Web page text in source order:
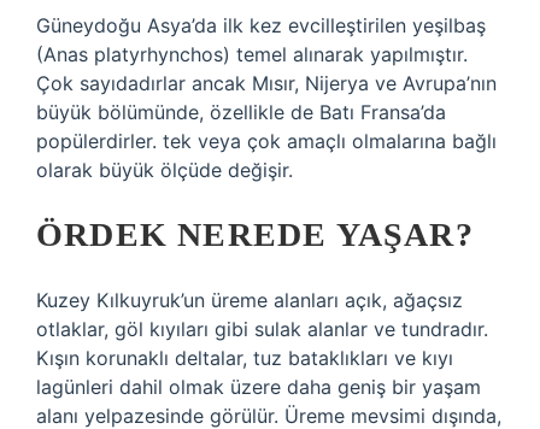
Güneydoğu Asya’da ilk kez evcilleştirilen yeşilbaş
(Anas platyrhynchos) temel alınarak yapılmıştır.
Çok sayıdadırlar ancak Mısır, Nijerya ve Avrupa’nın
büyük bölümünde, özellikle de Batı Fransa’da
popülerdirler. tek veya çok amaçlı olmalarına bağlı
olarak büyük ölçüde değişir.
ÖRDEK NEREDE YAŞAR?
Kuzey Kılkuyruk’un üreme alanları açık, ağaçsız
otlaklar, göl kıyıları gibi sulak alanlar ve tundradır.
Kışın korunaklı deltalar, tuz bataklıkları ve kıyı
lagünleri dahil olmak üzere daha geniş bir yaşam
alanı yelpazesinde görülür. Üreme mevsimi dışında,